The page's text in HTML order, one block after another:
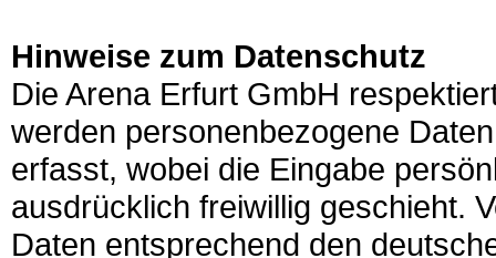
Hinweise zum Datenschutz
Die Arena Erfurt GmbH
werden personenbezogene
erfasst, wobei die Eingabe
ausdrücklich freiwillig geschieht.
Daten entsprechend den